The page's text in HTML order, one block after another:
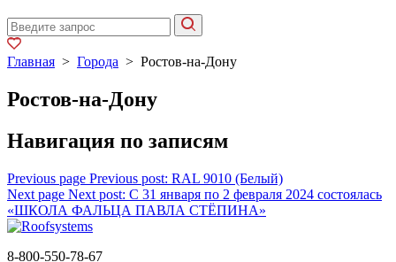
Главная > Города > Ростов-на-Дону
Ростов-на-Дону
Навигация по записям
Previous page Previous post: RAL 9010 (Белый)
Next page Next post: С 31 января по 2 февраля 2024 состоялась
«ШКОЛА ФАЛЬЦА ПАВЛА СТЁПИНА»
8-800-550-78-67